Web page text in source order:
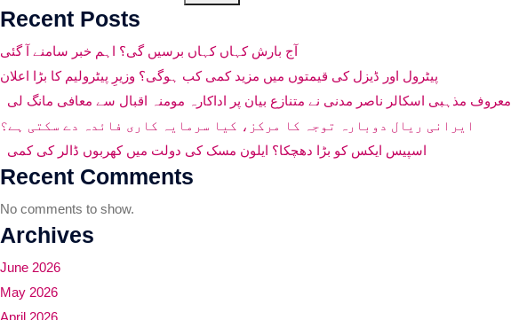
Recent Posts
آج بارش کہاں کہاں برسیں گی؟ اہم خبر سامنے آ گئی
پیٹرول اور ڈیزل کی قیمتوں میں مزید کمی کب ہوگی؟ وزیرِ پیٹرولیم کا بڑا اعلان
معروف مذہبی اسکالر ناصر مدنی نے متنازع بیان پر اداکارہ مومنہ اقبال سے معافی مانگ لی
ایرانی ریال دوبارہ توجہ کا مرکز، کیا سرمایہ کاری فائدہ دے سکتی ہے؟
اسپیس ایکس کو بڑا دھچکا؟ ایلون مسک کی دولت میں کھربوں ڈالر کی کمی
Recent Comments
No comments to show.
Archives
June 2026
May 2026